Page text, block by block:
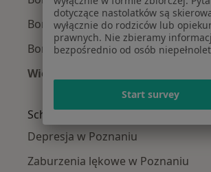
Borderline w Przeźmierowie
Borderline w Komornikach
Więcej (9)
Więcej w kategorii: W
Schorzenia w Poznaniu
Depresja w Poznaniu
Zaburzenia lękowe w Poznaniu
dotyczące nastolatków są
wyłącznie do rodziców lub
prawnych. Nie zbieramy
bezpośrednio od osób
Start survey